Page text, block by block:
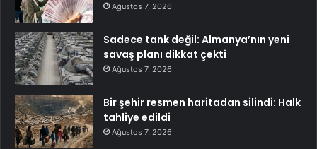
Ağustos 7, 2026
Sadece tank değil: Almanya’nın yeni
savaş planı dikkat çekti
Ağustos 7, 2026
Bir şehir resmen haritadan silindi: Halk
tahliye edildi
Ağustos 7, 2026